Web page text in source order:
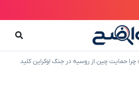
»چرا حمایت چین از روسیه در جنگ اوکراین کلید